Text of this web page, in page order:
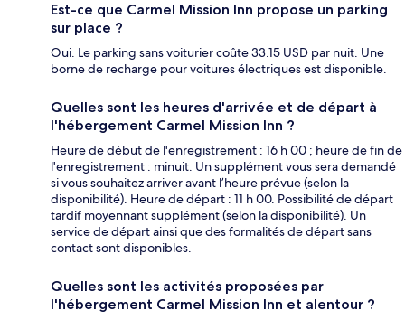
Est-ce que Carmel Mission Inn propose un parking
sur place ?
Oui. Le parking sans voiturier coûte 33.15 USD par nuit. Une
borne de recharge pour voitures électriques est disponible.
Quelles sont les heures d'arrivée et de départ à
l'hébergement Carmel Mission Inn ?
Heure de début de l'enregistrement : 16 h 00 ; heure de fin de
l'enregistrement : minuit. Un supplément vous sera demandé
si vous souhaitez arriver avant l’heure prévue (selon la
disponibilité). Heure de départ : 11 h 00. Possibilité de départ
tardif moyennant supplément (selon la disponibilité). Un
service de départ ainsi que des formalités de départ sans
contact sont disponibles.
Quelles sont les activités proposées par
l'hébergement Carmel Mission Inn et alentour ?